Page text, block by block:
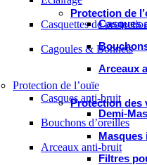
Protection de
Casques
Arceaux
Protection des
Demi-
Masques
Filtres
Casquettes de
Cagoules & Bonnets
Protection de l’ouïe
Casques anti-bruit
Bouchons d’oreilles
Arceaux anti-bruit